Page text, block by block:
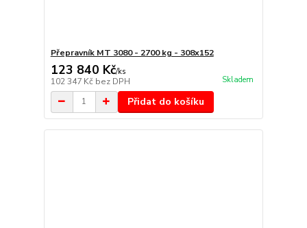
Přepravník MT 3080 - 2700 kg - 308x152
123 840 Kč/ks
102 347 Kč bez DPH Skladem
Přidat do košíku